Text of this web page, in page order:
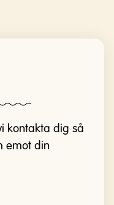
kontakta dig så
emot din